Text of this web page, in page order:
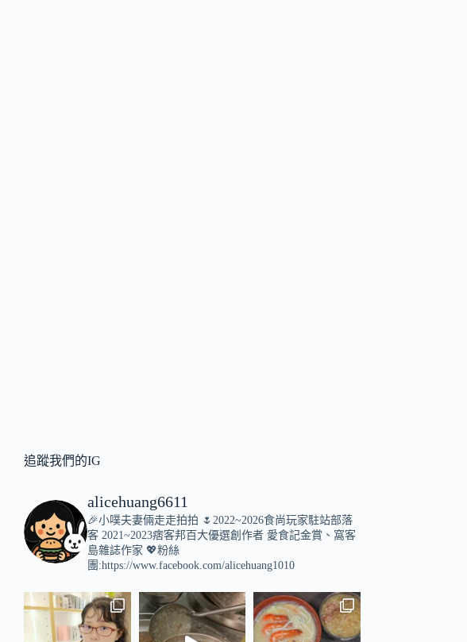
追蹤我們的IG
alicehuang6611
🎉小噗夫妻倆走走拍拍 🌷2022~2026食尚玩家駐站部落
客 2021~2023痞客邦百大優選創作者 愛食記金賞、窩客
島雜誌作家 💖粉絲
團:https://www.facebook.com/alicehuang1010